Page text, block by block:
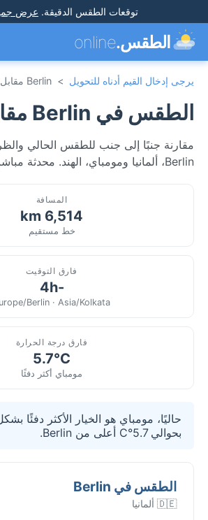
توقعات الطقس الدقيقة. عرض
الطقس.online
يرجى إدخال القيم أدناه للتحويل > Berlin مقابل مومباي
الطقس في Berlin مقابل مومباي
مقارنة جنبًا إلى جنب للطقس الحالي
Berlin، ألمانيا ومومباي، الهند. محدثة مباشرة.
المسافة
6,514 km
خط مستقيم
فارق التوقيت
-4h
Berlin · Asia/Kolkata
فارق درجة الحرارة
5.7°C
مومباي أكثر دفئًا
حاليًا، مومباي هو الخيار الأكثر دفئًا
بحوالي 5.7°C أعلى من Berlin.
الطقس في Berlin
🇩🇪 ألمانيا